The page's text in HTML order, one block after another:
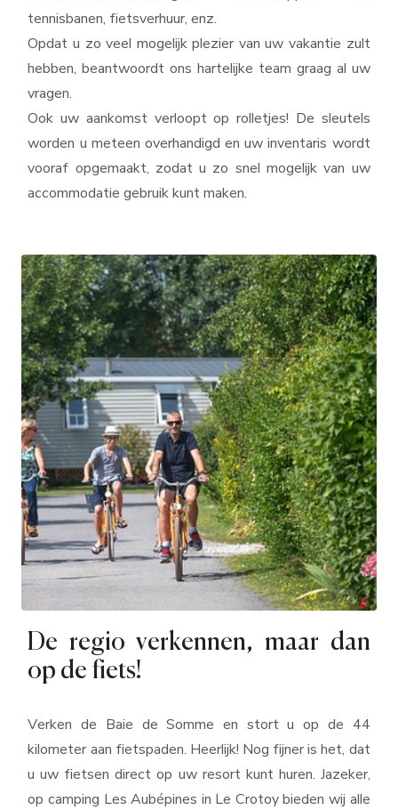
tennisbanen, fietsverhuur, enz.
Opdat u zo veel mogelijk plezier van uw vakantie zult
hebben, beantwoordt ons hartelijke team graag al uw
vragen.
Ook uw aankomst verloopt op rolletjes! De sleutels
worden u meteen overhandigd en uw inventaris wordt
vooraf opgemaakt, zodat u zo snel mogelijk van uw
accommodatie gebruik kunt maken.
De regio verkennen, maar dan
op de fiets!
Verken de Baie de Somme en stort u op de 44
kilometer aan fietspaden. Heerlijk! Nog fijner is het, dat
u uw fietsen direct op uw resort kunt huren. Jazeker,
op camping Les Aubépines in Le Crotoy bieden wij alle